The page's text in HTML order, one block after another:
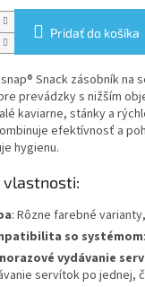
Pridať do košíka
Snack zásobník na
prevádzky s nižším
kaviarne, stánky a
efektívnosť a
hygienu.
vlastnosti:
: Rôzne farebné
so systémom
vydávanie
servítok po jednej,